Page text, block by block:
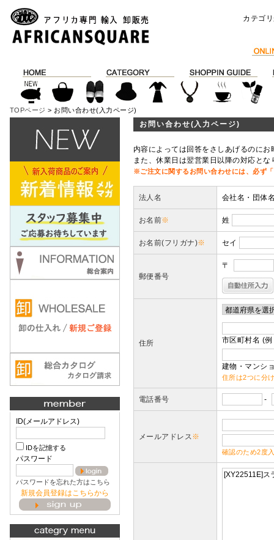
カテゴ
TOPページ > お問い合わせ(入力ページ)
ID(メールアドレス)
IDを記憶する
パスワード
パスワードを忘れた方はこちら
新規会員登録はこちらから
お問い合わせ(入力ページ)
内容によっては回答をさしあげるのに
また、休業日は翌営業日以降の対応と
※ご注文に関するお問い合わせには、必ず
法人名 会社名・団体
お名前※ 姓
お名前(フリガナ)※ セイ
郵便番号
〒
住所 市区町村名 (
建物・マンシ
住所は2つに分
電話番号 -
メールアドレス※
確認のため2度